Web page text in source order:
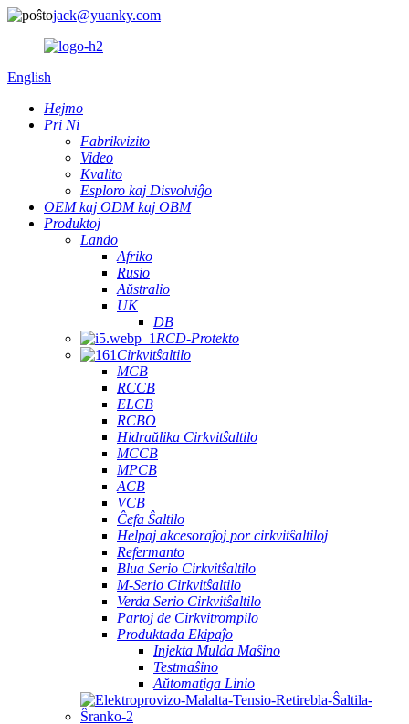
jack@yuanky.com
English
Hejmo
Pri Ni
Fabrikvizito
Video
Kvalito
Esploro kaj Disvolviĝo
OEM kaj ODM kaj OBM
Produktoj
Lando
Afriko
Rusio
Aŭstralio
UK
DB
RCD-Protekto
Cirkvitŝaltilo
MCB
RCCB
ELCB
RCBO
Hidraŭlika Cirkvitŝaltilo
MCCB
MPCB
ACB
VCB
Ĉefa Ŝaltilo
Helpaj akcesoraĵoj por cirkvitŝaltiloj
Refermanto
Blua Serio Cirkvitŝaltilo
M-Serio Cirkvitŝaltilo
Verda Serio Cirkvitŝaltilo
Partoj de Cirkvitrompilo
Produktada Ekipaĵo
Injekta Mulda Maŝino
Testmaŝino
Aŭtomatiga Linio